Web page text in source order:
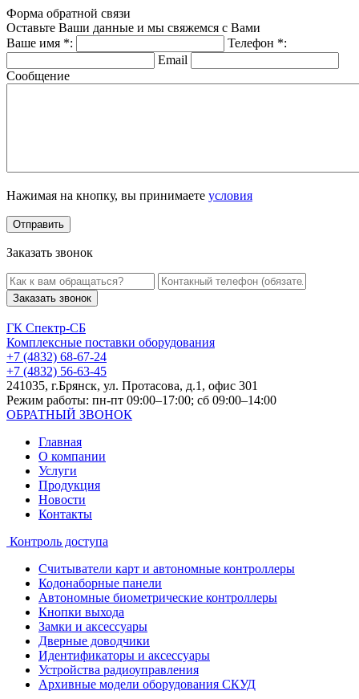
Форма обратной связи
Оставьте Ваши данные и мы свяжемся с Вами
Ваше имя *: Телефон *:
Email
Сообщение
Нажимая на кнопку, вы принимаете условия
Заказать звонок
Заказать звонок
ГК Спектр-СБ
Комплексные поставки оборудования
+7 (4832) 68-67-24
+7 (4832) 56-63-45
241035, г.Брянск, ул. Протасова, д.1, офис 301
Режим работы: пн-пт 09:00–17:00; сб 09:00–14:00
ОБРАТНЫЙ ЗВОНОК
Главная
О компании
Услуги
Продукция
Новости
Контакты
Контроль доступа
Считыватели карт и автономные контроллеры
Кодонаборные панели
Автономные биометрические контроллеры
Кнопки выхода
Замки и аксессуары
Дверные доводчики
Идентификаторы и аксессуары
Устройства радиоуправления
Архивные модели оборудования СКУД